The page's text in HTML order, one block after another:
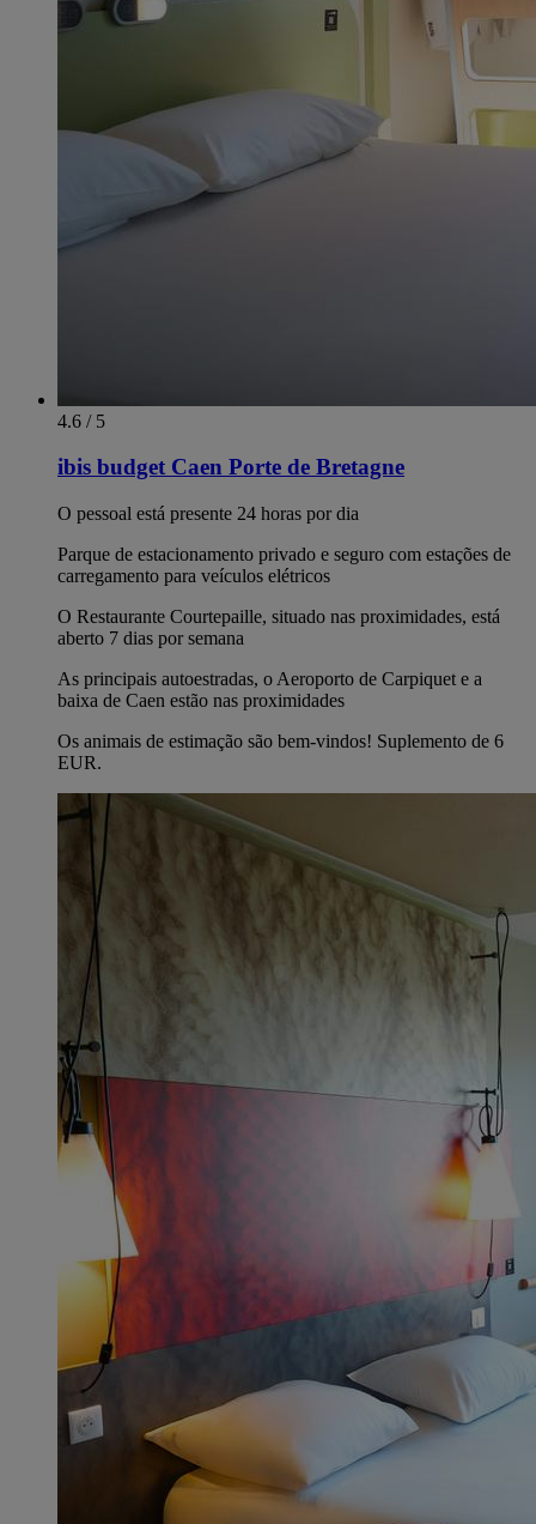
4.6 / 5
ibis budget Caen Porte de Bretagne
O pessoal está presente 24 horas por dia
Parque de estacionamento privado e seguro com estações de
carregamento para veículos elétricos
O Restaurante Courtepaille, situado nas proximidades, está
aberto 7 dias por semana
As principais autoestradas, o Aeroporto de Carpiquet e a
baixa de Caen estão nas proximidades
Os animais de estimação são bem-vindos! Suplemento de 6
EUR.